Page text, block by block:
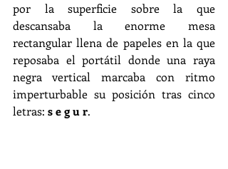
por la superficie sobre la que
descansaba la enorme mesa
rectangular llena de papeles en la que
reposaba el portátil donde una raya
negra vertical marcaba con ritmo
imperturbable su posición tras cinco
letras: s e g u r.